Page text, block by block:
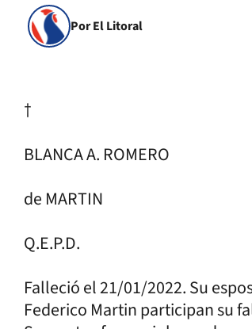
Por El Litoral
†
BLANCA A. ROMERO
de MARTIN
Q.E.P.D.
Falleció el 21/01/2022. Su
Federico Martin participan su